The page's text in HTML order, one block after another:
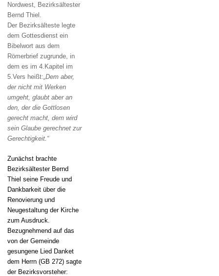
Nordwest, Bezirksältester
Bernd Thiel.
Der Bezirksälteste legte
dem Gottesdienst ein
Bibelwort aus dem
Römerbrief zugrunde, in
dem es im 4.Kapitel im
5.Vers heißt:„Dem aber,
der nicht mit Werken
umgeht, glaubt aber an
den, der die Gottlosen
gerecht macht, dem wird
sein Glaube gerechnet zur
Gerechtigkeit.“
Zunächst brachte
Bezirksältester Bernd
Thiel seine Freude und
Dankbarkeit über die
Renovierung und
Neugestaltung der Kirche
zum Ausdruck.
Bezugnehmend auf das
von der Gemeinde
gesungene Lied Danket
dem Herrn (GB 272) sagte
der Bezirksvorsteher: